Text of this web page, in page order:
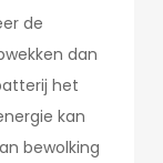
de
dan
het
kan
bewolking